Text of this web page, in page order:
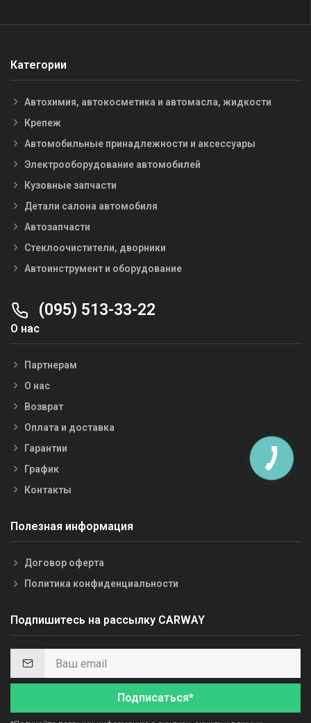
Категории
Автохимия, автокосметика и автомасла, жидкости
Крепеж
Автомобильные принадлежности и аксессуары
Электрооборудование автомобилей
Кузовные запчасти
Детали салона автомобиля
Автозапчасти
Стеклоочистители, дворники
Автоинструмент и оборудование
(095) 513-33-22
О нас
Партнерам
О нас
Возврат
Оплата и доставка
Гарантии
График
Контакты
Полезная информация
Договор оферта
Политика конфиденциальности
Подпишитесь на рассылку CARWAY
Подписаться*